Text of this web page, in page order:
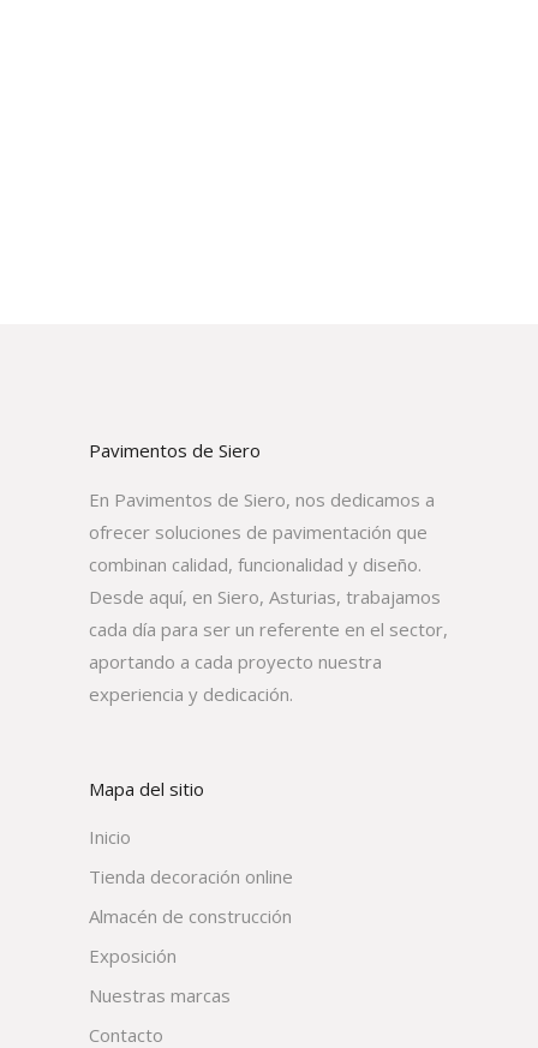
Pavimentos de Siero
En Pavimentos de Siero, nos dedicamos a
ofrecer soluciones de pavimentación que
combinan calidad, funcionalidad y diseño.
Desde aquí, en Siero, Asturias, trabajamos
cada día para ser un referente en el sector,
aportando a cada proyecto nuestra
experiencia y dedicación.
Mapa del sitio
Inicio
Tienda decoración online
Almacén de construcción
Exposición
Nuestras marcas
Contacto